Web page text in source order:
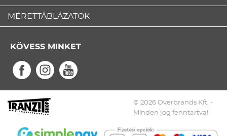
MÉRETTÁBLÁZATOK
KÖVESS MINKET
© 2026 Overbrands Kft. -
Minden jog fenntartva!